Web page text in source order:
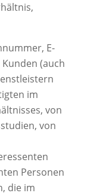
E-
(auch
im
von
von
Personen
die im